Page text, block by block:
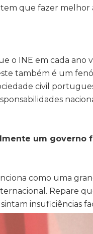
que fazer melhor
o INE em cada
também é um
civil
um governo
como uma
Repare
insuficiências